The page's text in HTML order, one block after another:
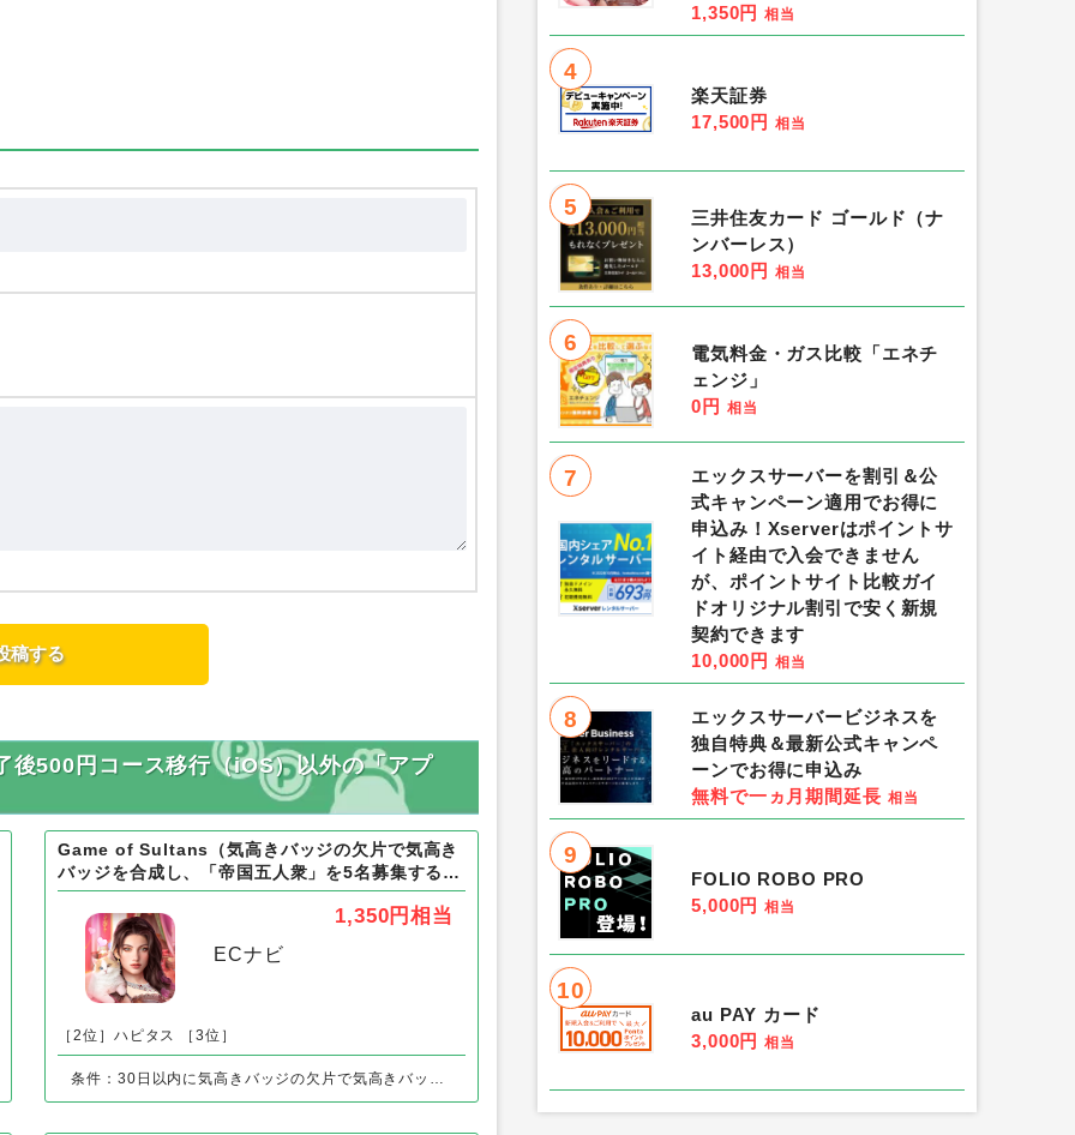
500円コース移行（iOS）以外の「アプ
Game of Sultans（気高きバッジの欠片で気高き
バッジを合成し、「帝国五人衆」を5名募集する）
Android
1,350円相当
ECナビ
［2位］ハピタス ［3位］
条件：30日以内に気高きバッジの欠片で気高きバッジを合成し、「帝国五人衆」を5名募集する
1,350円 相当
4
楽天証券
17,500円 相当
5
三井住友カード ゴールド（ナ
ンバーレス）
13,000円 相当
6
電気料金・ガス比較「エネチ
ェンジ」
0円 相当
7
エックスサーバーを割引＆公
式キャンペーン適用でお得に
申込み！Xserverはポイントサ
イト経由で入会できません
が、ポイントサイト比較ガイ
ドオリジナル割引で安く新規
契約できます
10,000円 相当
8
エックスサーバービジネスを
独自特典＆最新公式キャンペ
ーンでお得に申込み
無料で一ヵ月期間延長 相当
9
FOLIO ROBO PRO
5,000円 相当
10
au PAY カード
3,000円 相当